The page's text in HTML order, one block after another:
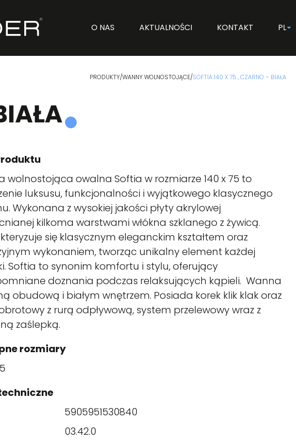
O NAS AKTUALNOŚCI KONTAKT PL
PRODUKTY/WANNY WOLNOSTOJĄCE/SOFTIA 140 X 75 , CZARNO – BIAŁA
wolnostojąca owalna Softia w rozmiarze 140 x 75 to
luksusu, funkcjonalności i wyjątkowego klasycznego
Wykonana z wysokiej jakości płyty akrylowej
kilkoma warstwami włókna szklanego z żywicą.
się klasycznym eleganckim kształtem oraz
wykonaniem, tworząc unikalny element każdej
Softia to synonim komfortu i stylu, oferujący
doznania podczas relaksujących kąpieli. Wanna
obudową i białym wnętrzem. Posiada korek klik klak oraz
z rurą odpływową, system przelewowy wraz z
zaślepką.
rozmiary
5905951530840
03.42.0